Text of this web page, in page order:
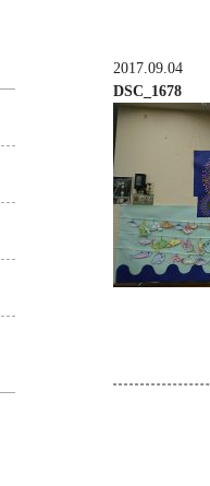
2017.09.04
DSC_1678